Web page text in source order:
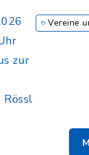
zur
Rössl
Vereine